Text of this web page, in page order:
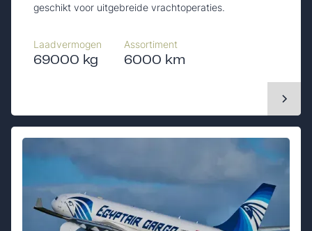
geschikt voor uitgebreide vrachtoperaties.
Laadvermogen
69000 kg
Assortiment
6000 km